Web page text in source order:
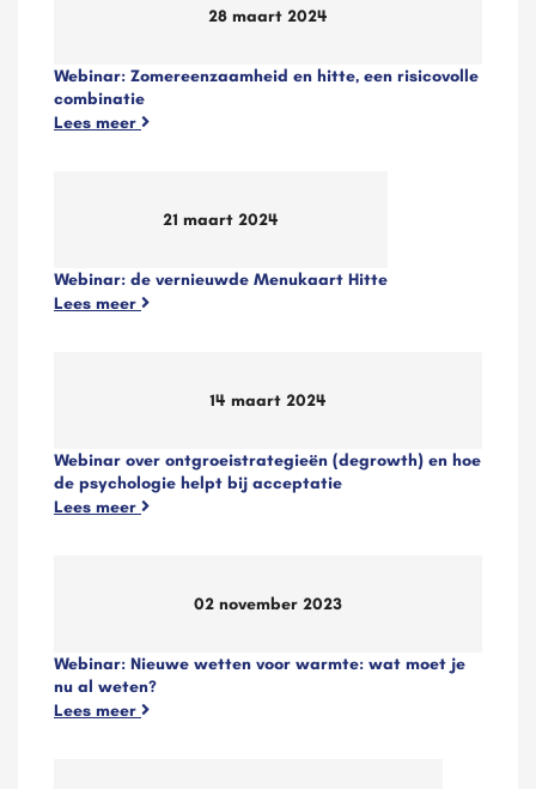
28 maart 2024
Webinar: Zomereenzaamheid en hitte, een risicovolle
combinatie
Lees meer
21 maart 2024
Webinar: de vernieuwde Menukaart Hitte
Lees meer
14 maart 2024
Webinar over ontgroeistrategieën (degrowth) en hoe
de psychologie helpt bij acceptatie
Lees meer
02 november 2023
Webinar: Nieuwe wetten voor warmte: wat moet je
nu al weten?
Lees meer